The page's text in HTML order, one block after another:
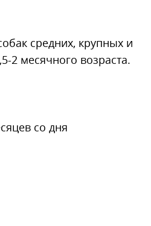
средних, крупных и
2 месячного возраста.
со дня